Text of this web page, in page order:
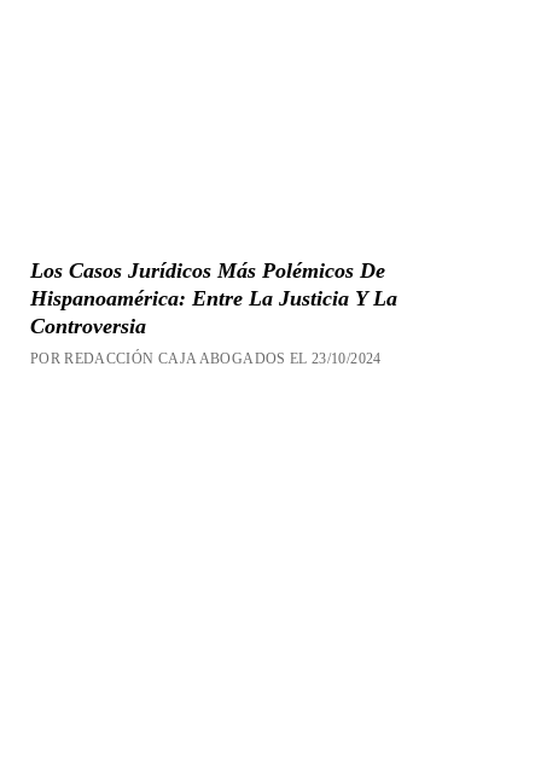
Los Casos Jurídicos Más Polémicos De
Hispanoamérica: Entre La Justicia Y La
Controversia
POR REDACCIÓN CAJA ABOGADOS EL 23/10/2024